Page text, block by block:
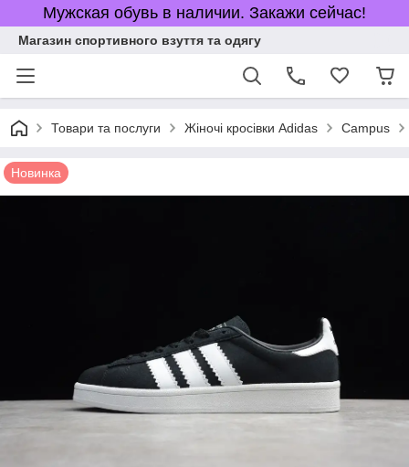
Мужская обувь в наличии. Закажи сейчас!
Магазин спортивного взуття та одягу
Товари та послуги Жіночі кросівки Adidas Campus
Новинка